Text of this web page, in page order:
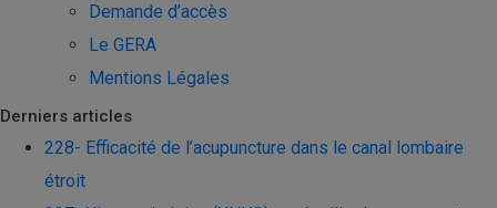
Demande d’accès
Le GERA
Mentions Légales
Derniers articles
228- Efficacité de l’acupuncture dans le canal lombaire
étroit